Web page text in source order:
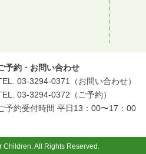
予約・お問い合わせ
03-3294-0371（お問い合わせ）
03-3294-0372（ご予約）
予約受付時間 平日13：00〜17：00
All Rights Reserved.